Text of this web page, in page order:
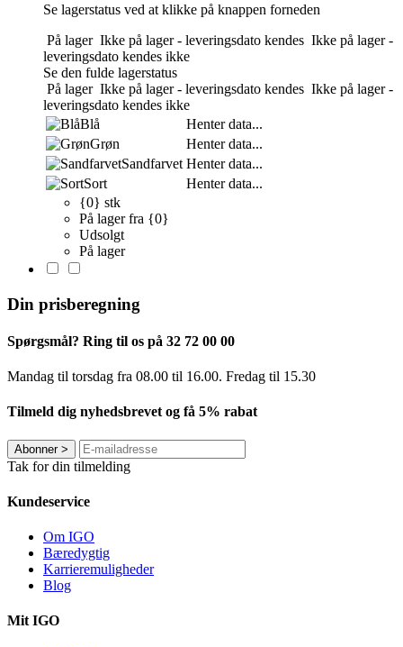
Se lagerstatus ved at klikke på knappen forneden
På lager Ikke på lager - leveringsdato kendes Ikke på lager -
leveringsdato kendes ikke
Se den fulde lagerstatus
På lager Ikke på lager - leveringsdato kendes Ikke på lager -
leveringsdato kendes ikke
Blå
Henter data...
Grøn
Henter data...
Sandfarvet Henter data...
Sort
Henter data...
{0} stk
På lager fra {0}
Udsolgt
På lager
Din prisberegning
Spørgsmål? Ring til os på 32 72 00 00
Mandag til torsdag fra 08.00 til 16.00. Fredag ​​til 15.30
Tilmeld dig nyhedsbrevet og få 5% rabat
Abonner>
Tak for din tilmelding
Kundeservice
Om IGO
Bæredygtig
Karrieremuligheder
Blog
Mit IGO